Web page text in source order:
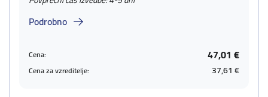
Podrobno
Cena: 47,01 €
Cena za vzreditelje: 37,61 €